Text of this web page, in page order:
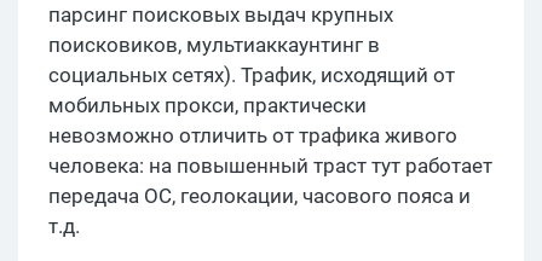
парсинг поисковых выдач крупных
поисковиков, мультиаккаунтинг в
социальных сетях). Трафик, исходящий от
мобильных прокси, практически
невозможно отличить от трафика живого
человека: на повышенный траст тут работает
передача ОС, геолокации, часового пояса и
т.д.